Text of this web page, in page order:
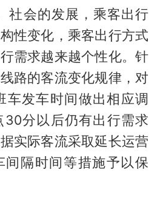
社会的发展，乘客出行
性变化，乘客出行方式
需求越来越个性化。针
路的客流变化规律，对
车发车时间做出相应调
30分以后仍有出行需求
实际客流采取延长运营
间隔时间等措施予以保